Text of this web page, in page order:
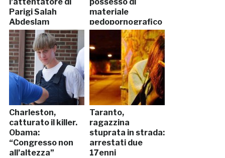
Parigi Salah
Abdeslam
materiale
pedopornografico
Charleston,
catturato il killer.
Obama:
“Congresso non
all’altezza”
Taranto,
ragazzina
stuprata in strada:
arrestati due
17enni